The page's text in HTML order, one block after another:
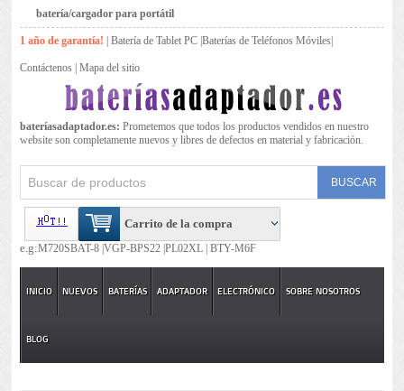
batería/cargador para portátil
1 año de garantía! |Batería de Tablet PC |Baterías de Teléfonos Móviles
Contáctenos |Mapa del sitio
bateríasadaptador.es: Prometemos que todos los productos vendidos en nuestro
website son completamente nuevos y libres de defectos en material y fabricación.
Carrito de la compra
e.g:M720SBAT-8 |VGP-BPS22 |PL02XL | BTY-M6F
INICIO NUEVOS BATERÍAS ADAPTADOR ELECTRÓNICO SOBRE NOSOTROS
BLOG